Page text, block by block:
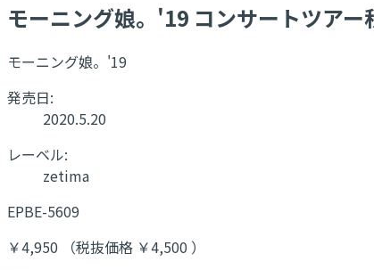
モーニング娘。'19 コンサートツアー
モーニング娘。'19
発売日:
2020.5.20
レーベル:
zetima
EPBE-5609
￥4,950 （税抜価格 ￥4,500 ）